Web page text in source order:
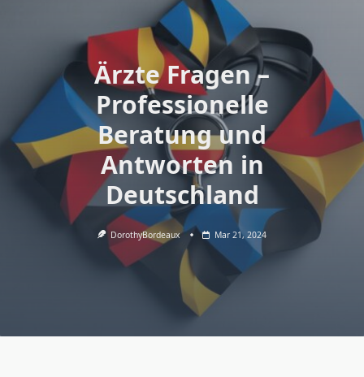
Ärzte Fragen –
Professionelle
Beratung und
Antworten in
Deutschland
DorothyBordeaux Mar 21, 2024